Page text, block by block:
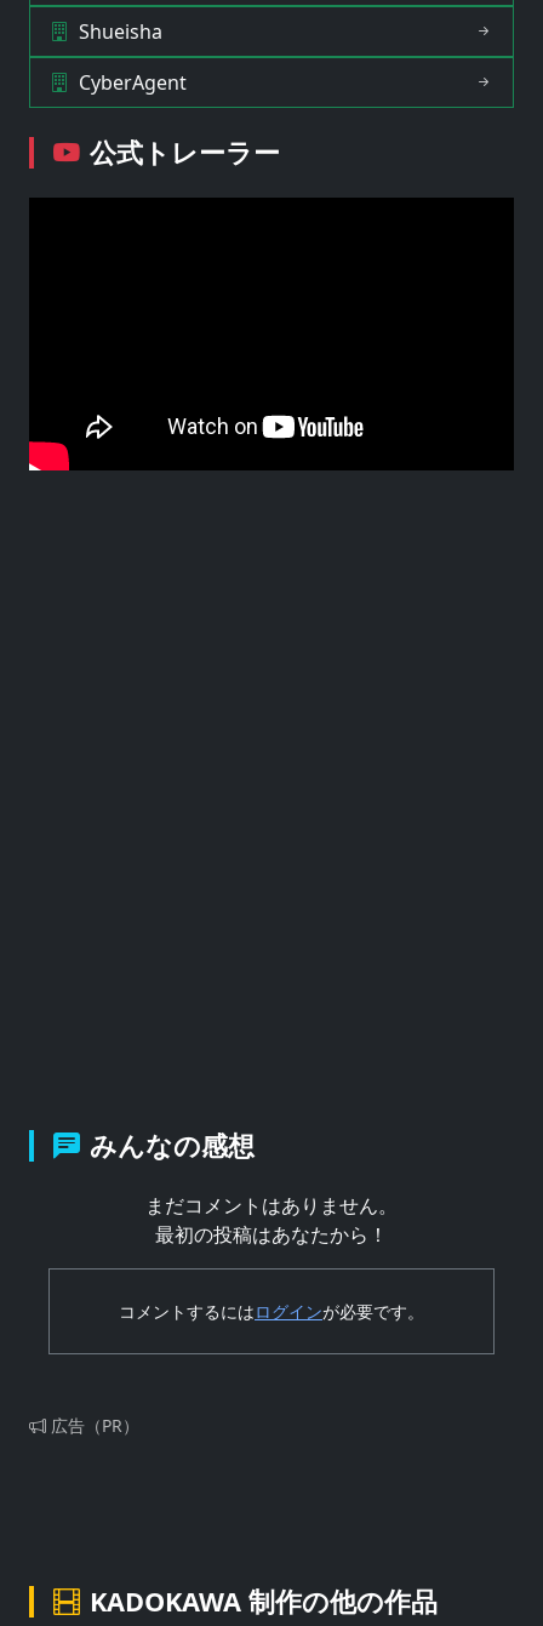
Shueisha
CyberAgent
公式トレーラー
みんなの感想
まだコメントはありません。
最初の投稿はあなたから！
コメントするにはログインが必要です。
広告（PR）
KADOKAWA 制作の他の作品